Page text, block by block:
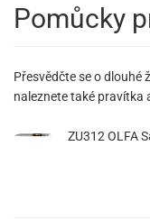
Pomůcky
Přesvědčte se o dlouhé
naleznete také pravítka
ZU312 OLFA